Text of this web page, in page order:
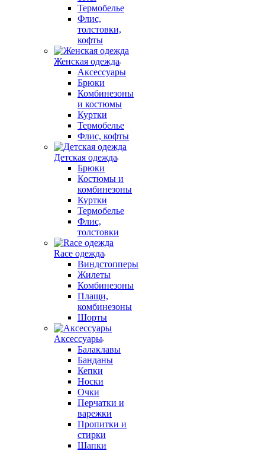
Термобелье
Флис,
толстовки,
кофты
Женская одежда
Аксессуары
Брюки
Комбинезоны
и костюмы
Куртки
Термобелье
Флис, кофты
Детская одежда
Брюки
Костюмы и
комбинезоны
Куртки
Термобелье
Флис,
толстовки
Race одежда
Виндстопперы
Жилеты
Комбинезоны
Плащи,
комбинезоны
Шорты
Аксессуары
Балаклавы
Банданы
Кепки
Носки
Очки
Перчатки и
варежки
Пропитки и
стирки
Шапки